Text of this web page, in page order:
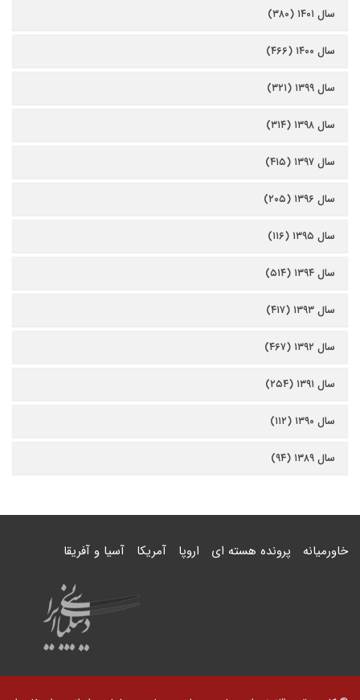
سال ۱۴۰۱ (۳۸۰)
سال ۱۴۰۰ (۴۶۶)
سال ۱۳۹۹ (۳۲۱)
سال ۱۳۹۸ (۳۱۴)
سال ۱۳۹۷ (۴۱۵)
سال ۱۳۹۶ (۲۰۵)
سال ۱۳۹۵ (۱۱۶)
سال ۱۳۹۴ (۵۱۴)
سال ۱۳۹۳ (۴۱۷)
سال ۱۳۹۲ (۴۶۷)
سال ۱۳۹۱ (۲۵۴)
سال ۱۳۹۰ (۱۱۲)
سال ۱۳۸۹ (۹۴)
خاورمیانه پرونده هسته ای اروپا آمریکا آسیا و آفریقا